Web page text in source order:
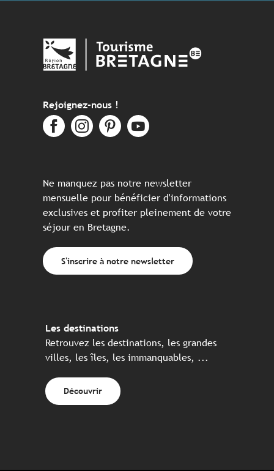
Rejoignez-nous !
Ne manquez pas notre newsletter
mensuelle pour bénéficier d'informations
exclusives et profiter pleinement de votre
séjour en Bretagne.
S'inscrire à notre newsletter
Les destinations
Retrouvez les destinations, les grandes
villes, les îles, les immanquables, ...
Découvrir